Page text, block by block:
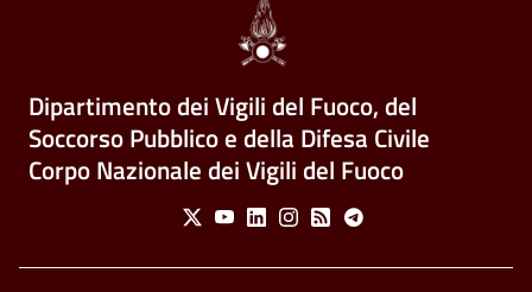
Dipartimento dei Vigili del Fuoco, del
Soccorso Pubblico e della Difesa Civile
Corpo Nazionale dei Vigili del Fuoco
Social Menu
X YoutubeLinkedinInstagram
Feed Telegram